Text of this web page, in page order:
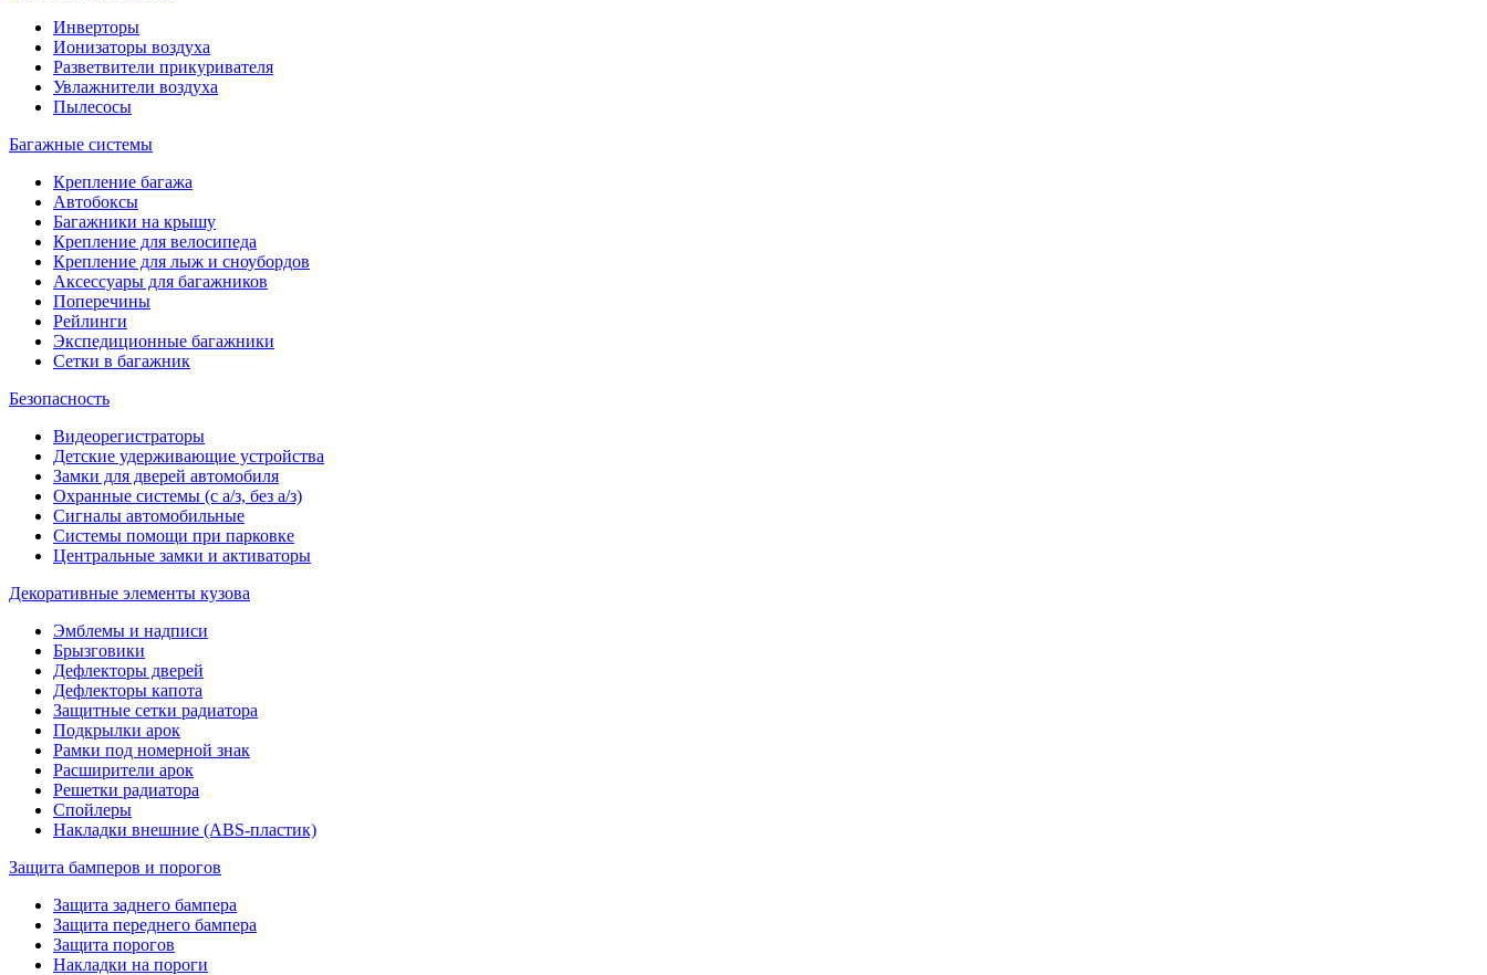
Инверторы
Ионизаторы воздуха
Разветвители прикуривателя
Увлажнители воздуха
Пылесосы
Багажные системы
Крепление багажа
Автобоксы
Багажники на крышу
Крепление для велосипеда
Крепление для лыж и сноубордов
Аксессуары для багажников
Поперечины
Рейлинги
Экспедиционные багажники
Сетки в багажник
Безопасность
Видеорегистраторы
Детские удерживающие устройства
Замки для дверей автомобиля
Охранные системы (с а/з, без а/з)
Сигналы автомобильные
Системы помощи при парковке
Центральные замки и активаторы
Декоративные элементы кузова
Эмблемы и надписи
Брызговики
Дефлекторы дверей
Дефлекторы капота
Защитные сетки радиатора
Подкрылки арок
Рамки под номерной знак
Расширители арок
Решетки радиатора
Спойлеры
Накладки внешние (ABS-пластик)
Защита бамперов и порогов
Защита заднего бампера
Защита переднего бампера
Защита порогов
Накладки на пороги